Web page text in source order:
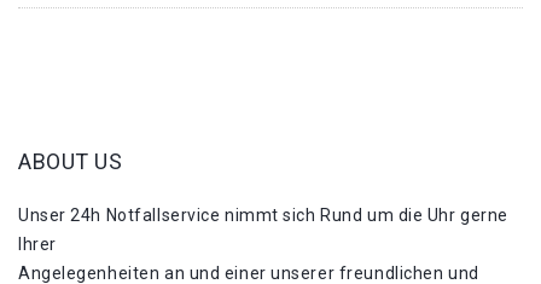
ABOUT US
Unser 24h Notfallservice nimmt sich Rund um die Uhr gerne
Ihrer
Angelegenheiten an und einer unserer freundlichen und